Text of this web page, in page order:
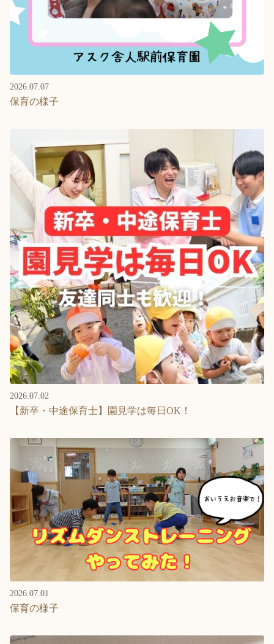
2026.07.07
保育の様子
2026.07.02
【新卒・中途保育士】園見学は毎日OK！
2026.07.01
保育の様子